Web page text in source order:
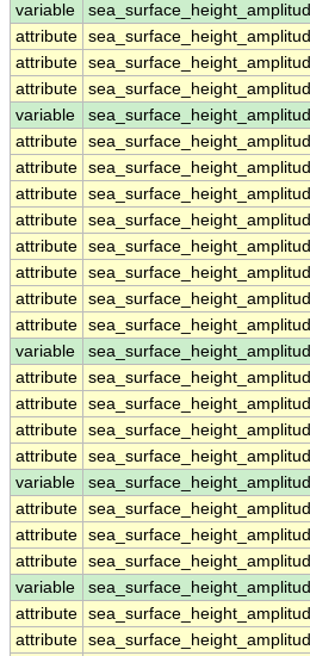
variable
attribute
attribute
attribute
variable
attribute
attribute
attribute
attribute
attribute
attribute
attribute
attribute
variable
attribute
attribute
attribute
attribute
variable
attribute
attribute
attribute
variable
attribute
attribute